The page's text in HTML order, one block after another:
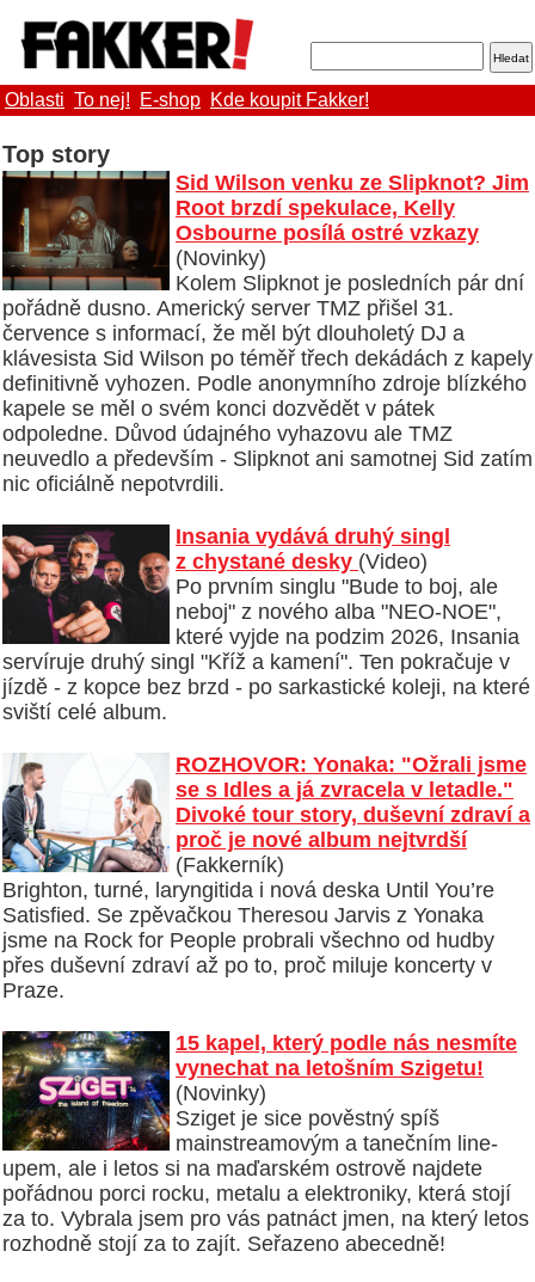
Oblasti To nej! E-shop Kde koupit Fakker!
Top story
Sid Wilson venku ze Slipknot? Jim
Root brzdí spekulace, Kelly
Osbourne posílá ostré vzkazy
(Novinky)
Kolem Slipknot je posledních pár dní
pořádně dusno. Americký server TMZ přišel 31.
července s informací, že měl být dlouholetý DJ a
klávesista Sid Wilson po téměř třech dekádách z kapely
definitivně vyhozen. Podle anonymního zdroje blízkého
kapele se měl o svém konci dozvědět v pátek
odpoledne. Důvod údajného vyhazovu ale TMZ
neuvedlo a především - Slipknot ani samotnej Sid zatím
nic oficiálně nepotvrdili.
Insania vydává druhý singl
z chystané desky (Video)
Po prvním singlu "Bude to boj, ale
neboj" z nového alba "NEO-NOE",
které vyjde na podzim 2026, Insania
servíruje druhý singl "Kříž a kamení". Ten pokračuje v
jízdě - z kopce bez brzd - po sarkastické koleji, na které
sviští celé album.
ROZHOVOR: Yonaka: "Ožrali jsme
se s Idles a já zvracela v letadle."
Divoké tour story, duševní zdraví a
proč je nové album nejtvrdší
(Fakkerník)
Brighton, turné, laryngitida i nová deska Until You’re
Satisfied. Se zpěvačkou Theresou Jarvis z Yonaka
jsme na Rock for People probrali všechno od hudby
přes duševní zdraví až po to, proč miluje koncerty v
Praze.
15 kapel, který podle nás nesmíte
vynechat na letošním Szigetu!
(Novinky)
Sziget je sice pověstný spíš
mainstreamovým a tanečním line-
upem, ale i letos si na maďarském ostrově najdete
pořádnou porci rocku, metalu a elektroniky, která stojí
za to. Vybrala jsem pro vás patnáct jmen, na který letos
rozhodně stojí za to zajít. Seřazeno abecedně!